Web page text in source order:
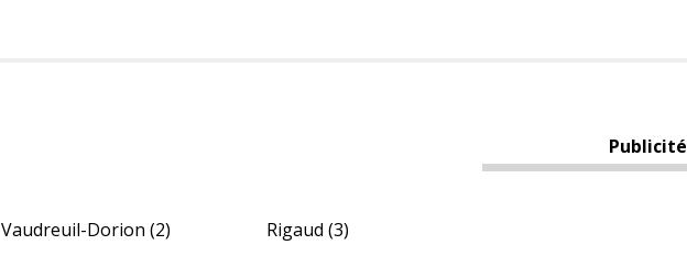
Vaudreuil-Dorion (2) Rigaud (3)
Publicité